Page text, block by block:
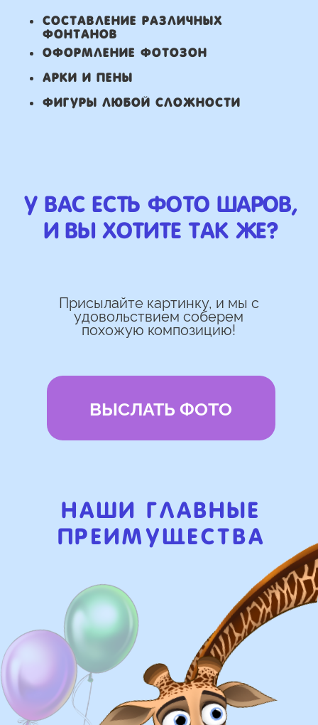
посредника
Доставка по городу в день заказа
Используем импортные шары
Бонусы и скидки постоянным
покупателям
Наши цены на 10% ниже рынка
НАШИ ГЛАВНЫЕ
ПРЕИМУЩЕСТВА
Доставка в пределах МКАД - от 350 ₽
Самовывоз из нашего пункта выдачи
или розничного магазина – бесплатно
Доставка
доставка и оплата